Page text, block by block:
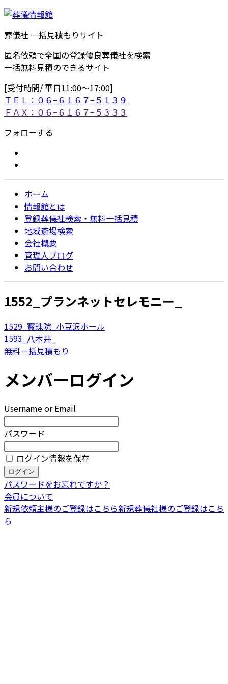
葬儀社 一括見積もりサイト
匿名依頼で全国の登録優良葬儀社を検索
一括無料見積のできるサイト
[受付時間/ 平日11:00〜17:00]
ＴＥＬ：０６−６１６７−５１３９
ＦＡＸ：０６−６１６７−５３３３
フォローする
ホーム
情報館とは
登録葬儀社検索・無料一括見積
地域斎場検索
会社概要
管理人ブログ
お問い合わせ
1552_プランネットセレモニー_
1529_寳珠院_小豆沢ホール
1593_八木井_
無料一括見積もり
メンバーログイン
Username or Email
パスワード
ログイン情報を保存
パスワードをお忘れですか？
会員について
新規依頼主様のご登録はこちら新規葬儀社様のご登録はこち
ら